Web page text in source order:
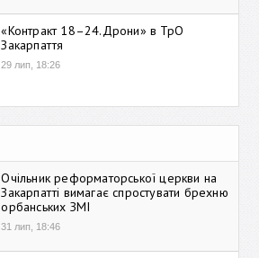
«Контракт 18–24.Дрони» в ТрО
Закарпаття
29 лип, 18:26
Очільник реформаторської церкви на
Закарпатті вимагає спростувати брехню
орбанських ЗМІ
31 лип, 18:46